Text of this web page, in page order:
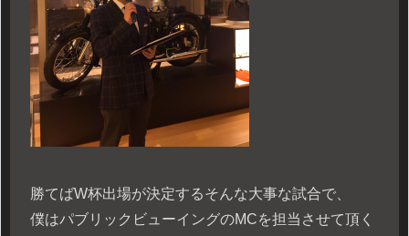
勝てばW杯出場が決定するそんな大事な試合で、
僕はパブリックビューイングのMCを担当させて頂く